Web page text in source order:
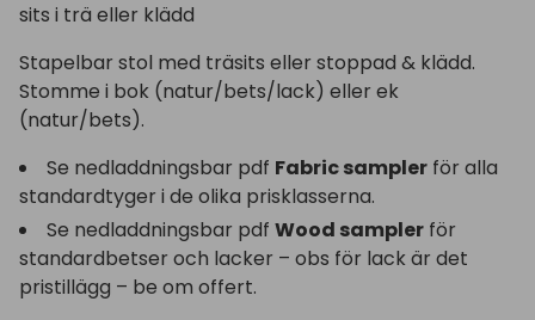
sits i trä eller klädd
Stapelbar stol med träsits eller stoppad & klädd.
Stomme i bok (natur/bets/lack) eller ek
(natur/bets).
Se nedladdningsbar pdf Fabric sampler för alla
standardtyger i de olika prisklasserna.
Se nedladdningsbar pdf Wood sampler för
standardbetser och lacker – obs för lack är det
pristillägg – be om offert.